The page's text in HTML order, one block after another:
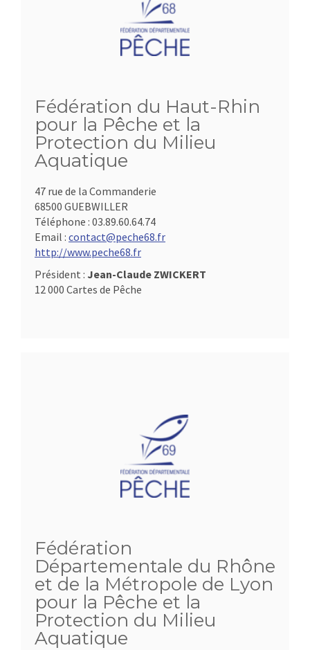
Fédération du Haut-Rhin
pour la Pêche et la
Protection du Milieu
Aquatique
47 rue de la Commanderie
68500 GUEBWILLER
Téléphone : 03.89.60.64.74
Email : contact@peche68.fr
http://www.peche68.fr
Président : Jean-Claude ZWICKERT
12 000 Cartes de Pêche
Fédération
Départementale du Rhône
et de la Métropole de Lyon
pour la Pêche et la
Protection du Milieu
Aquatique